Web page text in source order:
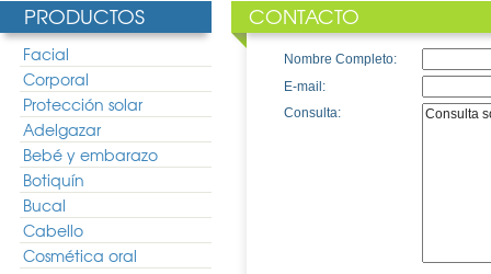
PRODUCTOS
Facial
Corporal
Protección solar
Adelgazar
Bebé y embarazo
Botiquín
Bucal
Cabello
Cosmética oral
CONTACTO
Nombre Completo:
E-mail:
Consulta: